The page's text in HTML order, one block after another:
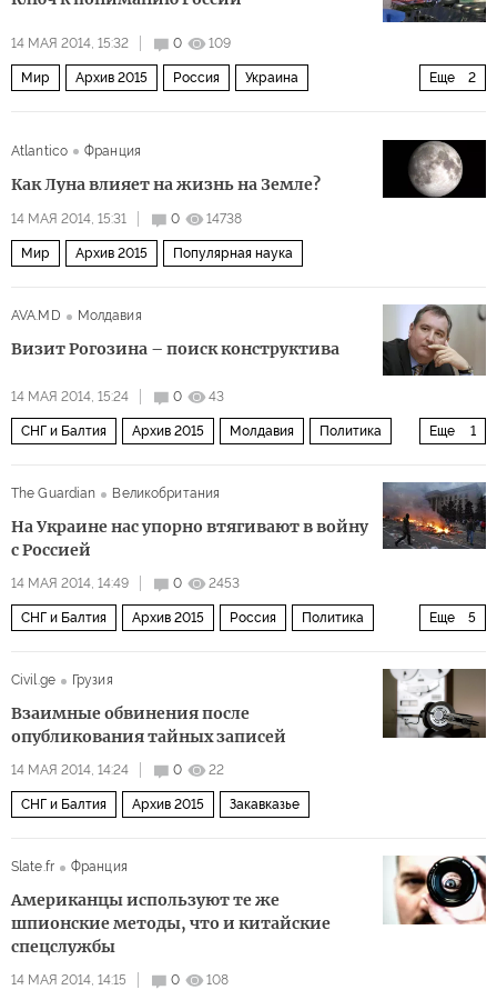
14 МАЯ 2014, 15:32 0 109
Еще 2
Мир Архив 2015 Россия Украина
Atlantico Франция
Как Луна влияет на жизнь на Земле?
14 МАЯ 2014, 15:31 0 14738
Мир Архив 2015 Популярная наука
AVA.MD Молдавия
Визит Рогозина – поиск конструктива
14 МАЯ 2014, 15:24 0 43
Еще 1
СНГ и Балтия Архив 2015 Молдавия Политика
The Guardian
Великобритания
На Украине нас упорно втягивают в войну
с Россией
14 МАЯ 2014, 14:49 0 2453
Еще 5
СНГ и Балтия Архив 2015 Россия Политика
Civil.ge Грузия
Взаимные обвинения после
опубликования тайных записей
14 МАЯ 2014, 14:24 0 22
СНГ и Балтия Архив 2015 Закавказье
Slate.fr Франция
Американцы используют те же
шпионские методы, что и китайские
спецслужбы
14 МАЯ 2014, 14:15 0 108